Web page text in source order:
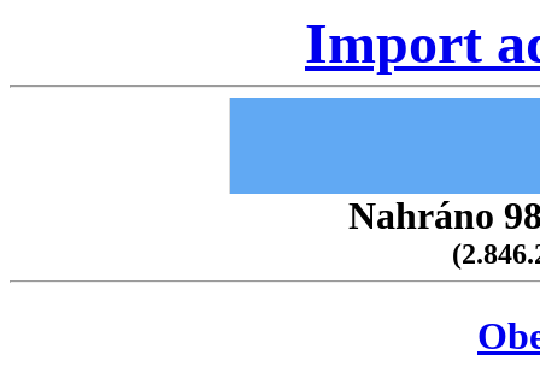
Import
Nahráno